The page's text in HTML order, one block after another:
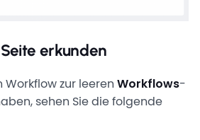
erkunden
Workflow zur leerenWorkflows-
sehen Sie die folgende